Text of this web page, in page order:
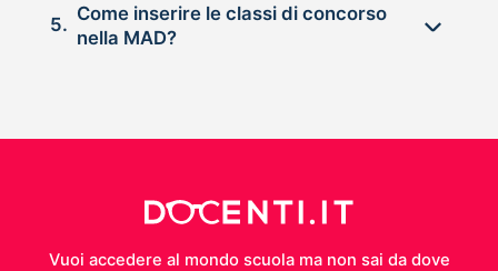
5.
Come inserire le classi di concorso
nella MAD?
Vuoi accedere al mondo scuola ma non sai da dove